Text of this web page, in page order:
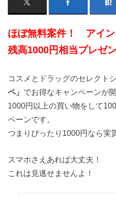
ほぼ無料案件！ アイ
残高1000円相当プレゼ
コスメとドラッグのセレクト
ペ」 でお得なキャンペーンが
1000円以上の買い物をして
ペーンです。
つまりぴったり1000円なら実
スマホさえあれば大丈夫！
これは見逃せませんよ！